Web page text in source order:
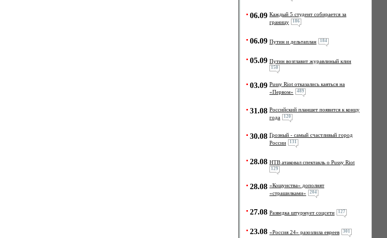
06.09 Каждый 5 студент собирается за
границу
186
06.09 Путин и дельтаплан 184
05.09 Путин возглавит журавлиный клин
150
03.09 Pussy Riot отказались каяться на
«Первом»
489
31.08 Российский планшет появится к концу
года
120
30.08 Грозный - самый счастливый город
России
131
28.08 НТВ атаковал спектакль о Pussy Riot
129
28.08 «Кощунства» дополнят
«страшилками»
204
27.08 Разведка штурмует соцсети 127
23.08 «Россия 24» разозлила евреев 301